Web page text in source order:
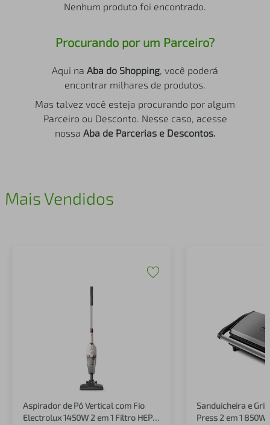
Nenhum produto foi encontrado.
Procurando por um Parceiro?
Aqui na Aba do Shopping, você poderá
encontrar milhares de produtos.
Mas talvez você esteja procurando por algum
Parceiro ou Desconto. Nesse caso, acesse
nossa Aba de Parcerias e Descontos.
Mais Vendidos
Aspirador de Pó Vertical com Fio
Electrolux 1450W 2 em 1 Filtro HEPA
Sanduicheira e
Press 2 em 1 850W